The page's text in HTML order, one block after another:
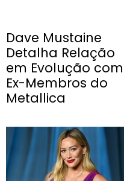
Dave Mustaine
Detalha Relação
em Evolução com
Ex-Membros do
Metallica